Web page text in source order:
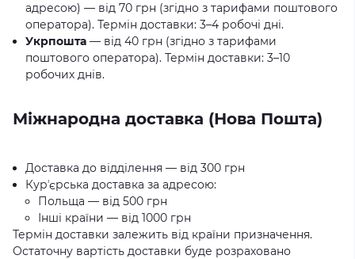
адресою) — від 70 грн (згідно з тарифами поштового
оператора). Термін доставки: 3–4 робочі дні.
Укрпошта — від 40 грн (згідно з тарифами
поштового оператора). Термін доставки: 3–10
робочих днів.
Міжнародна доставка (Нова Пошта)
Доставка до відділення — від 300 грн
Курʼєрська доставка за адресою:
Польща — від 500 грн
Інші країни — від 1000 грн
Термін доставки залежить від країни призначення.
Остаточну вартість доставки буде розраховано